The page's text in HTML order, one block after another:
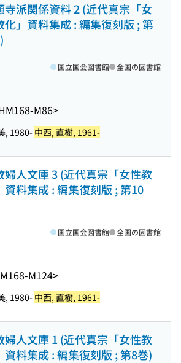
寺派関係資料 2 (近代真宗「女
化」資料集成 : 編集復刻版 ; 第
M86>
国立国会図書館 全国の図書館
, 1980- 中西, 直樹, 1961-
婦人文庫 3 (近代真宗「女性教
資料集成 : 編集復刻版 ; 第10
M124>
国立国会図書館 全国の図書館
, 1980- 中西, 直樹, 1961-
婦人文庫 1 (近代真宗「女性教
資料集成 : 編集復刻版 ; 第8巻)